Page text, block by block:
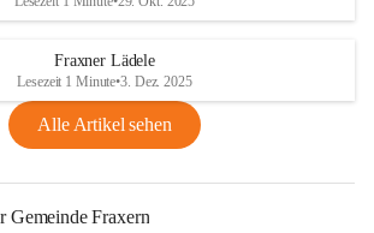
Fraxner Lädele
Lesezeit 1 Minute•3. Dez. 2025
Alle Artikel sehen
Gemeinde Fraxern